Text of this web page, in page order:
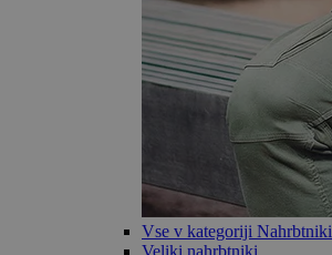
Vse v kategoriji Nahrbtniki